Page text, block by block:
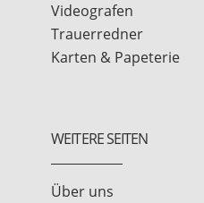
Videografen
Trauerredner
Karten & Papeterie
WEITERE SEITEN
Über uns